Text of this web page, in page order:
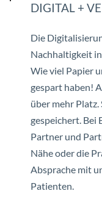
DIGITAL +
Die
Nachhaltigkeit
Wie viel Papier
gespart haben!
über mehr
gespeichert. Bei
Partner und
Nähe oder die
Absprache mit
Patienten.